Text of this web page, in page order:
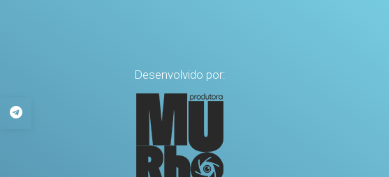
Desenvolvido por: